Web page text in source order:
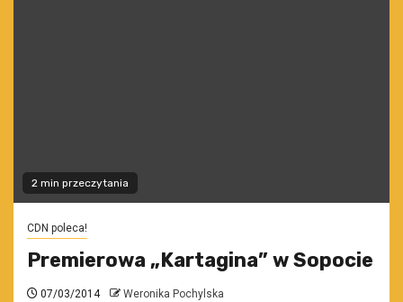
2 min przeczytania
CDN poleca!
Premierowa „Kartagina” w Sopocie
07/03/2014 Weronika Pochylska